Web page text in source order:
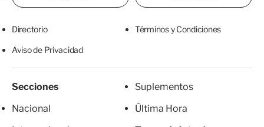
Directorio Términos y Condiciones
Aviso de Privacidad
Secciones
Nacional
Suplementos
Última Hora